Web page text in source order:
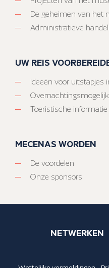
De geheimen van het
Administratieve
UW REIS
Ideeën voor uitstapjes
Toeristische informatie
MECENAS WORDEN
De voordelen
Onze sponsors
NETWERKEN